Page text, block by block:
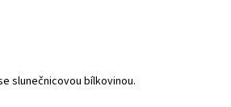
slunečnicovou bílkovinou.